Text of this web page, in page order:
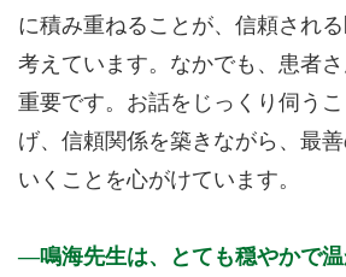
初診受付
に積み重ねることが、信頼され
考えています。なかでも、患者
重要です。お話をじっくり伺う
げ、信頼関係を築きながら、最
いくことを心がけています。
鳴海先生は、とても穏やかで